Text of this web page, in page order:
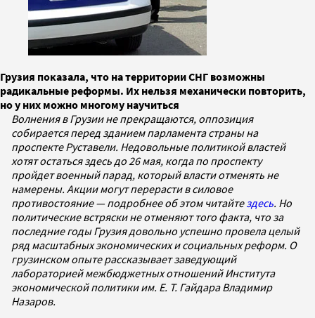
Грузия показала, что на территории СНГ возможны
радикальные реформы. Их нельзя механически повторить,
но у них можно многому научиться
Волнения в Грузии не прекращаются, оппозиция
собирается перед зданием парламента страны на
проспекте Руставели. Недовольные политикой властей
хотят остаться здесь до 26 мая, когда по проспекту
пройдет военный парад, который власти отменять не
намерены. Акции могут перерасти в силовое
противостояние — подробнее об этом читайтездесь. Но
политические встряски не отменяют того факта, что за
последние годы Грузия довольно успешно провела целый
ряд масштабных экономических и социальных реформ. О
грузинском опыте рассказывает заведующий
лабораторией межбюджетных отношений Института
экономической политики им. Е. Т. Гайдара Владимир
Назаров.